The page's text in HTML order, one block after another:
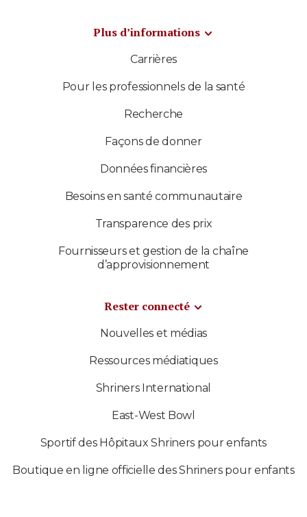
Plus d’informations
Carrières
Pour les professionnels de la santé
Recherche
Façons de donner
Données financières
Besoins en santé communautaire
Transparence des prix
Fournisseurs et gestion de la chaîne
d’approvisionnement
Rester connecté
Nouvelles et médias
Ressources médiatiques
Shriners International
East-West Bowl
Sportif des Hôpitaux Shriners pour enfants
Boutique en ligne officielle des Shriners pour enfants